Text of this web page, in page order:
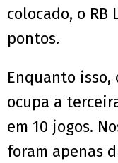
colocado, o RB
pontos.
Enquanto isso,
ocupa a
em 10 jogos.
foram apenas